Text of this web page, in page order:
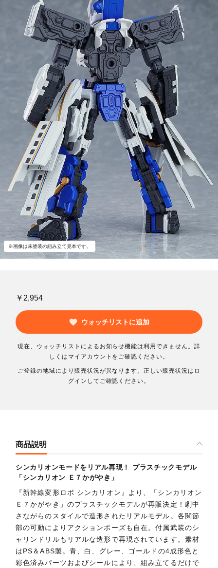
※画像は未塗装の組み立て見本です。
￥2,954
ウォッチリストに追加
現在、ウォッチリストによるお知らせ機能は利用できません。詳
しくはマイアカウントをご確認ください。
ご登録の地域により販売状況が異なります。正しい販売状況はロ
グインしてご確認ください。
商品説明
シンカリオンモードをリアル再現！ プラスチックモデル
「シンカリオン Ｅ７かがやき」
『新幹線変形ロボ シンカリオン』より、「シンカリオン
Ｅ７かがやき」のプラスチックモデルが再販決定！劇中
さながらのスタイルで造形されたリアルモデル。各関節
部の可動によりアクションポーズも自在。付属武装のシ
ャリンドリルもリアルな造形で再現されています。素材
はPS＆ABS製。青、白、グレー、ゴールドの4成形色と
彩色済みパーツおよびシールにより、組み立てるだけで